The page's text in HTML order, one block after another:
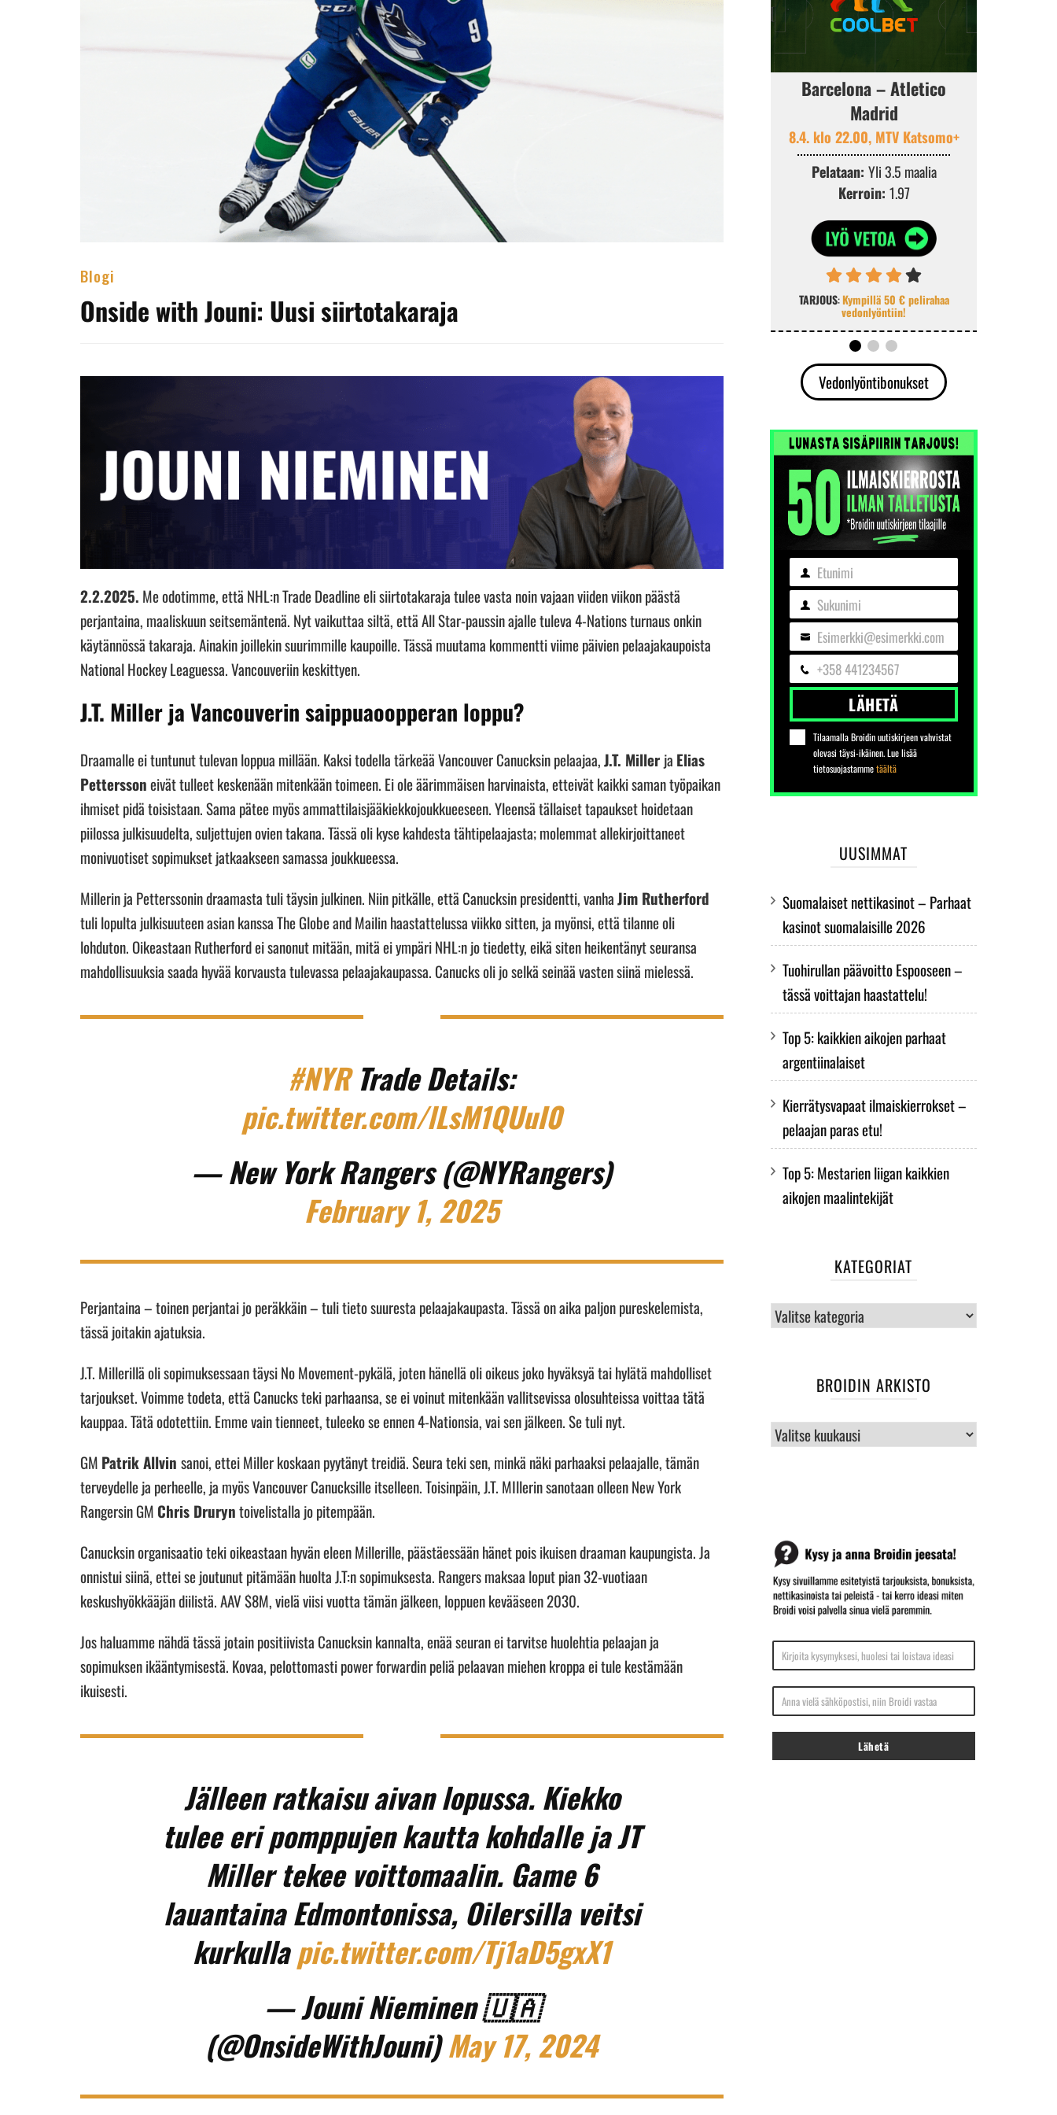
Blogi
Onside with Jouni: Uusi siirtotakaraja
2.2.2025. Me odotimme, että NHL:n Trade Deadline eli siirtotakaraja tulee vasta noin vajaan viiden viikon päästä
perjantaina, maaliskuun seitsemäntenä. Nyt vaikuttaa siltä, että All Star-paussin ajalle tuleva 4-Nations turnaus onkin
käytännössä takaraja. Ainakin joillekin suurimmille kaupoille. Tässä muutama kommentti viime päivien pelaajakaupoista
National Hockey Leaguessa. Vancouveriin keskittyen.
J.T. Miller ja Vancouverin saippuaoopperan loppu?
Draamalle ei tuntunut tulevan loppua millään. Kaksi todella tärkeää Vancouver Canucksin pelaajaa,J.T. Miller ja Elias
Petterssoneivät tulleet keskenään mitenkään toimeen. Ei ole äärimmäisen harvinaista, etteivät kaikki saman työpaikan
ihmiset pidä toisistaan. Sama pätee myös ammattilaisjääkiekkojoukkueeseen. Yleensä tällaiset tapaukset hoidetaan
piilossa julkisuudelta, suljettujen ovien takana. Tässä oli kyse kahdesta tähtipelaajasta; molemmat allekirjoittaneet
monivuotiset sopimukset jatkaakseen samassa joukkueessa.
Millerin ja Petterssonin draamasta tuli täysin julkinen. Niin pitkälle, että Canucksin presidentti, vanhaJim Rutherford
tuli lopulta julkisuuteen asian kanssa The Globe and Mailin haastattelussa viikko sitten, ja myönsi, että tilanne oli
lohduton. Oikeastaan Rutherford ei sanonut mitään, mitä ei ympäri NHL:n jo tiedetty, eikä siten heikentänyt seuransa
mahdollisuuksia saada hyvää korvausta tulevassa pelaajakaupassa. Canucks oli jo selkä seinää vasten siinä mielessä.
#NYRTrade Details:
pic.twitter.com/lLsM1QUuI0
— New York Rangers (@NYRangers)
February 1, 2025
Perjantaina – toinen perjantai jo peräkkäin – tuli tieto suuresta pelaajakaupasta. Tässä on aika paljon pureskelemista,
tässä joitakin ajatuksia.
J.T. Millerillä oli sopimuksessaan täysi No Movement-pykälä, joten hänellä oli oikeus joko hyväksyä tai hylätä mahdolliset
tarjoukset. Voimme todeta, että Canucks teki parhaansa, se ei voinut mitenkään vallitsevissa olosuhteissa voittaa tätä
kauppaa. Tätä odotettiin. Emme vain tienneet, tuleeko se ennen 4-Nationsia, vai sen jälkeen. Se tuli nyt.
GM Patrik Allvin sanoi, ettei Miller koskaan pyytänyt treidiä. Seura teki sen, minkä näki parhaaksi pelaajalle, tämän
terveydelle ja perheelle, ja myös Vancouver Canucksille itselleen. Toisinpäin, J.T. MIllerin sanotaan olleen New York
Rangersin GM Chris Druryntoivelistalla jo pitempään.
Canucksin organisaatio teki oikeastaan hyvän eleen Millerille, päästäessään hänet pois ikuisen draaman kaupungista. Ja
onnistui siinä, ettei se joutunut pitämään huolta J.T:n sopimuksesta. Rangers maksaa loput pian 32-vuotiaan
keskushyökkääjän diilistä. AAV $8M, vielä viisi vuotta tämän jälkeen, loppuen kevääseen 2030.
Jos haluamme nähdä tässä jotain positiivista Canucksin kannalta, enää seuran ei tarvitse huolehtia pelaajan ja
sopimuksen ikääntymisestä. Kovaa, pelottomasti power forwardin peliä pelaavan miehen kroppa ei tule kestämään
ikuisesti.
Jälleen ratkaisu aivan lopussa. Kiekko
tulee eri pomppujen kautta kohdalle ja JT
Miller tekee voittomaalin. Game 6
lauantaina Edmontonissa, Oilersilla veitsi
kurkullapic.twitter.com/Tj1aD5gxX1
— Jouni Nieminen 🇺🇦
(@OnsideWithJouni)May 17, 2024
Barcelona – Atletico
Madrid
8.4. klo 22.00, MTV Katsomo+
Pelataan: Yli 3.5 maalia
Kerroin: 1.97
TARJOUS:Kympillä 50 € pelirahaa
vedonlyöntiin!
Vedonlyöntibonukset
EtunimiEtunimi
SukunimiSukunimi
SähköpostiEsimerkki@esimerkki.com
Puhelin+358 441234567
LÄHETÄ
Tilaamalla Broidin uutiskirjeen vahvistat
olevasi täysi-ikäinen. Lue lisää
tietosuojastammetäältä
UUSIMMAT
Suomalaiset nettikasinot – Parhaat
kasinot suomalaisille 2026
Tuohirullan päävoitto Espooseen –
tässä voittajan haastattelu!
Top 5: kaikkien aikojen parhaat
argentiinalaiset
Kierrätysvapaat ilmaiskierrokset –
pelaajan paras etu!
Top 5: Mestarien liigan kaikkien
aikojen maalintekijät
KATEGORIAT
Kategoriat
BROIDIN ARKISTO
BROIDIN
Kirjoita kysymyksesi, huolesi tai loistava ideasi
Anna vielä sähköpostisi, niin Broidi vastaa
Lähetä